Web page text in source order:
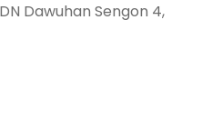
Dawuhan Sengon 4,